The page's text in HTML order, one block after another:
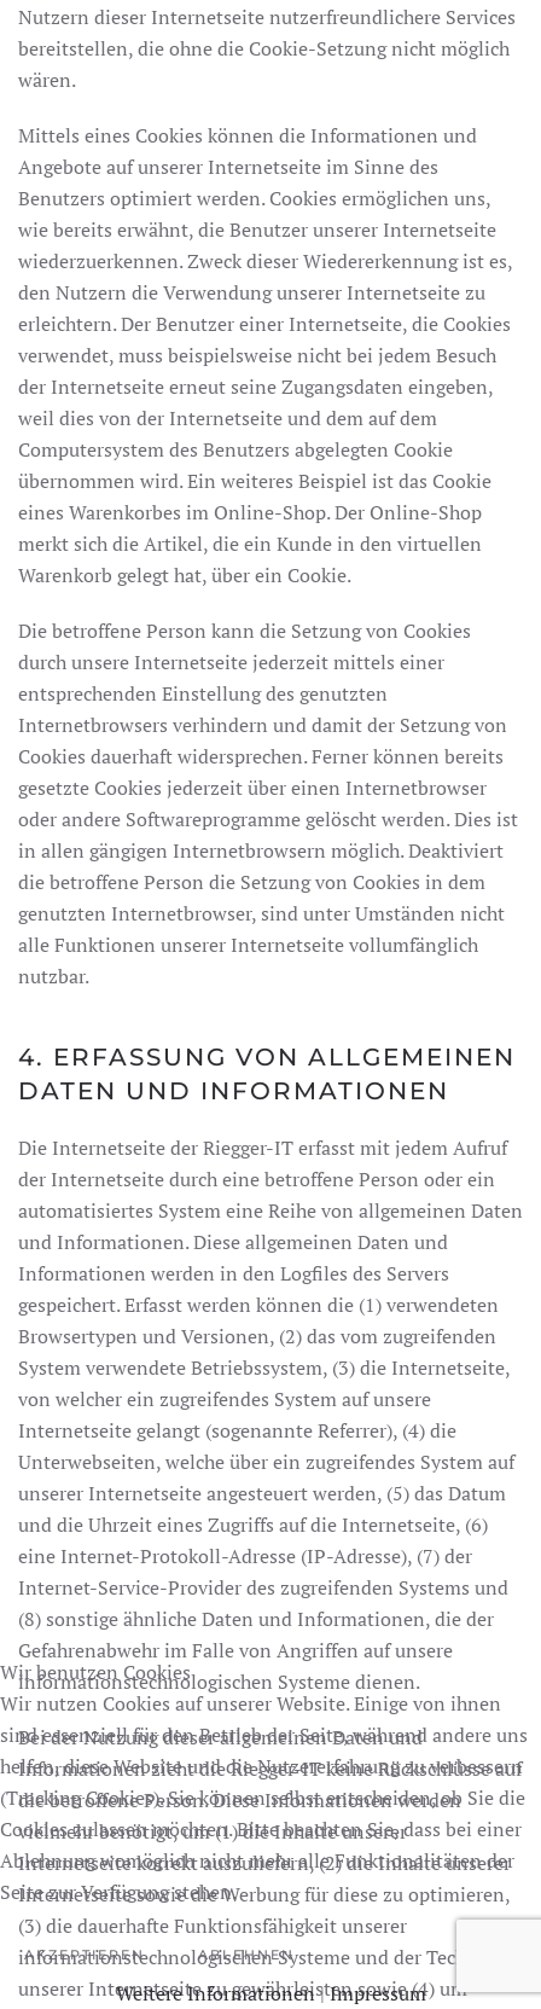
Nutzern dieser Internetseite nutzerfreundlichere Services
bereitstellen, die ohne die Cookie-Setzung nicht möglich
wären.
Mittels eines Cookies können die Informationen und
Angebote auf unserer Internetseite im Sinne des
Benutzers optimiert werden. Cookies ermöglichen uns,
wie bereits erwähnt, die Benutzer unserer Internetseite
wiederzuerkennen. Zweck dieser Wiedererkennung ist es,
den Nutzern die Verwendung unserer Internetseite zu
erleichtern. Der Benutzer einer Internetseite, die Cookies
verwendet, muss beispielsweise nicht bei jedem Besuch
der Internetseite erneut seine Zugangsdaten eingeben,
weil dies von der Internetseite und dem auf dem
Computersystem des Benutzers abgelegten Cookie
übernommen wird. Ein weiteres Beispiel ist das Cookie
eines Warenkorbes im Online-Shop. Der Online-Shop
merkt sich die Artikel, die ein Kunde in den virtuellen
Warenkorb gelegt hat, über ein Cookie.
Die betroffene Person kann die Setzung von Cookies
durch unsere Internetseite jederzeit mittels einer
entsprechenden Einstellung des genutzten
Internetbrowsers verhindern und damit der Setzung von
Cookies dauerhaft widersprechen. Ferner können bereits
gesetzte Cookies jederzeit über einen Internetbrowser
oder andere Softwareprogramme gelöscht werden. Dies ist
in allen gängigen Internetbrowsern möglich. Deaktiviert
die betroffene Person die Setzung von Cookies in dem
genutzten Internetbrowser, sind unter Umständen nicht
alle Funktionen unserer Internetseite vollumfänglich
nutzbar.
4. ERFASSUNG VON ALLGEMEINEN
DATEN UND INFORMATIONEN
Die Internetseite der Riegger-IT erfasst mit jedem Aufruf
der Internetseite durch eine betroffene Person oder ein
automatisiertes System eine Reihe von allgemeinen Daten
und Informationen. Diese allgemeinen Daten und
Informationen werden in den Logfiles des Servers
gespeichert. Erfasst werden können die (1) verwendeten
Browsertypen und Versionen, (2) das vom zugreifenden
System verwendete Betriebssystem, (3) die Internetseite,
von welcher ein zugreifendes System auf unsere
Internetseite gelangt (sogenannte Referrer), (4) die
Unterwebseiten, welche über ein zugreifendes System auf
unserer Internetseite angesteuert werden, (5) das Datum
und die Uhrzeit eines Zugriffs auf die Internetseite, (6)
eine Internet-Protokoll-Adresse (IP-Adresse), (7) der
Internet-Service-Provider des zugreifenden Systems und
(8) sonstige ähnliche Daten und Informationen, die der
Gefahrenabwehr im Falle von Angriffen auf unsere
informationstechnologischen Systeme dienen.
Bei der Nutzung dieser allgemeinen Daten und
Informationen zieht die Riegger-IT keine Rückschlüsse auf
die betroffene Person. Diese Informationen werden
vielmehr benötigt, um (1) die Inhalte unserer
Internetseite korrekt auszuliefern, (2) die Inhalte unserer
Internetseite sowie die Werbung für diese zu optimieren,
(3) die dauerhafte Funktionsfähigkeit unserer
informationstechnologischen Systeme und der Technik
unserer Internetseite zu gewährleisten sowie (4) um
Wir benutzen Cookies
Wir nutzen Cookies auf unserer Website. Einige von ihnen
sind essenziell für den Betrieb der Seite, während andere uns
helfen, diese Website und die Nutzererfahrung zu verbessern
(Tracking Cookies). Sie können selbst entscheiden, ob Sie die
Cookies zulassen möchten. Bitte beachten Sie, dass bei einer
Ablehnung womöglich nicht mehr alle Funktionalitäten der
Seite zur Verfügung stehen.
AKZEPTIEREN ABLEHNEN
Weitere Informationen|Impressum